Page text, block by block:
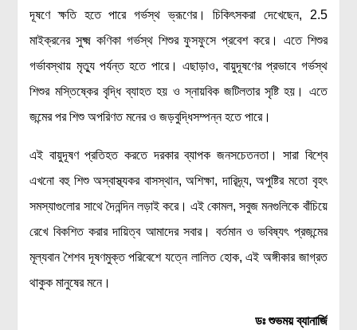
দূষণে ক্ষতি হতে পারে গর্ভস্থ ভ্রূণের। চিকিৎসকরা দেখেছেন, 2.5
মাইক্রনের সুক্ষ্ম কণিকা গর্ভস্থ শিশুর ফুসফুসে প্রবেশ করে। এতে শিশুর
গর্ভাবস্থায় মৃত্যু পর্যন্ত হতে পারে। এছাড়াও, বায়ুদূষণের প্রভাবে গর্ভস্থ
শিশুর মস্তিষ্কের বৃদ্ধি ব্যাহত হয় ও স্নায়বিক জটিলতার সৃষ্টি হয়। এতে
জন্মের পর শিশু অপরিণত মনের ও জড়বুদ্ধিসম্পন্ন হতে পারে।
এই বায়ুদূষণ প্রতিহত করতে দরকার ব্যাপক জনসচেতনতা। সারা বিশ্বে
এখনো বহু শিশু অস্বাস্থ্যকর বাসস্থান, অশিক্ষা, দারিদ্র্য, অপুষ্টির মতো বৃহৎ
সমস্যাগুলোর সাথে দৈনন্দিন লড়াই করে। এই কোমল, সবুজ মনগুলিকে বাঁচিয়ে
রেখে বিকশিত করার দায়িত্ব আমাদের সবার। বর্তমান ও ভবিষ্যৎ প্রজন্মের
মূল্যবান শৈশব দূষণমুক্ত পরিবেশে যত্নে লালিত হোক, এই অঙ্গীকার জাগ্রত
থাকুক মানুষের মনে।
ডঃ শুভময় ব্যানার্জি